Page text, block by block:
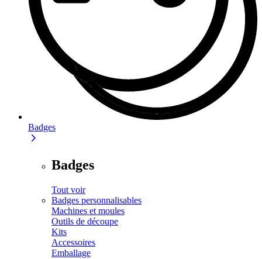
Badges
Badges
Tout voir
Badges personnalisables
Machines et moules
Outils de découpe
Kits
Accessoires
Emballage